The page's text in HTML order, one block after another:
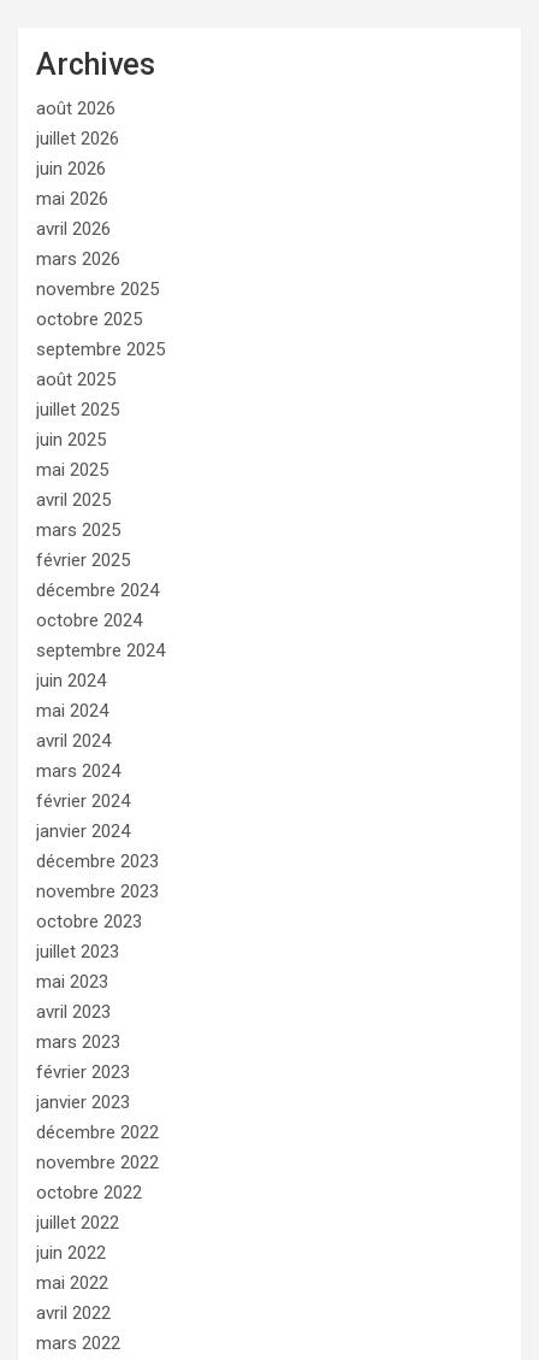
Archives
août 2026
juillet 2026
juin 2026
mai 2026
avril 2026
mars 2026
novembre 2025
octobre 2025
septembre 2025
août 2025
juillet 2025
juin 2025
mai 2025
avril 2025
mars 2025
février 2025
décembre 2024
octobre 2024
septembre 2024
juin 2024
mai 2024
avril 2024
mars 2024
février 2024
janvier 2024
décembre 2023
novembre 2023
octobre 2023
juillet 2023
mai 2023
avril 2023
mars 2023
février 2023
janvier 2023
décembre 2022
novembre 2022
octobre 2022
juillet 2022
juin 2022
mai 2022
avril 2022
mars 2022